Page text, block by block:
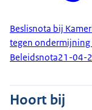
Beslisnota bij
tegen
Beleidsnota21-04-
Hoort bij